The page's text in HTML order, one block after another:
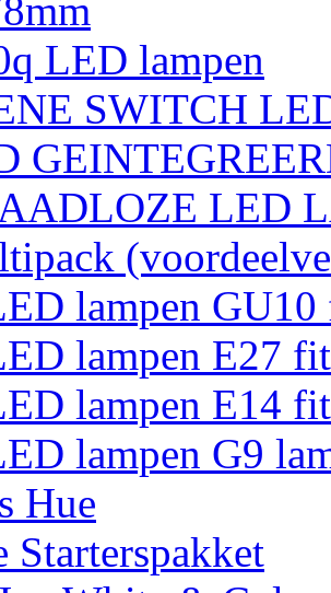
LED lampen
SWITCH
LED
lampen
lampen E27
lampen E14
lampen G9
Hue
Starterspakket